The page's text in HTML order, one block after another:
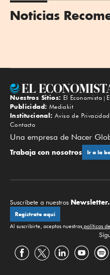
Noticias
Nuestros Sitios: El Economista
Publicidad: Mediakit
Institucional: Aviso de Privacidad
Contacto
Una empresa de Nacer
Trabaja con nosotros Ir a la
Suscríbete a nuestros Newsletter.
Regístrate aquí
Al suscribirte, aceptas nuestras políticas